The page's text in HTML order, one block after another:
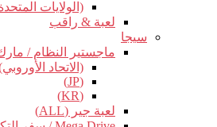
(الولايات
لعبة & راقب
سيجا
ماجستير النظام /
(الاتحاد
(JP)
(KR)
لعبة جير (ALL)